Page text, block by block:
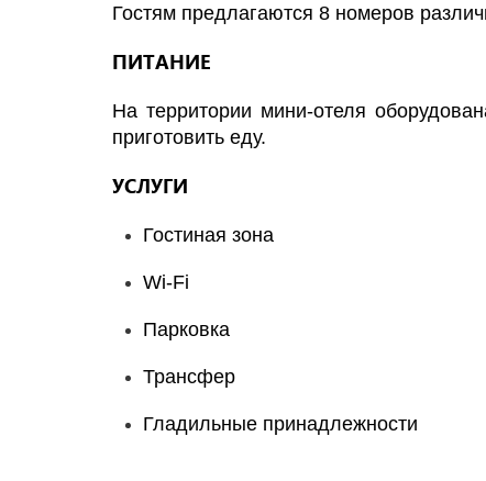
Гостям предлагаются 8 номеров
ПИТАНИЕ
На территории мини-отеля
приготовить еду.
УСЛУГИ
Гостиная зона
Wi-Fi
Парковка
Трансфер
Гладильные принадлежности